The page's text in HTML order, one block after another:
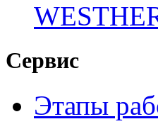
Сервис
Этапы